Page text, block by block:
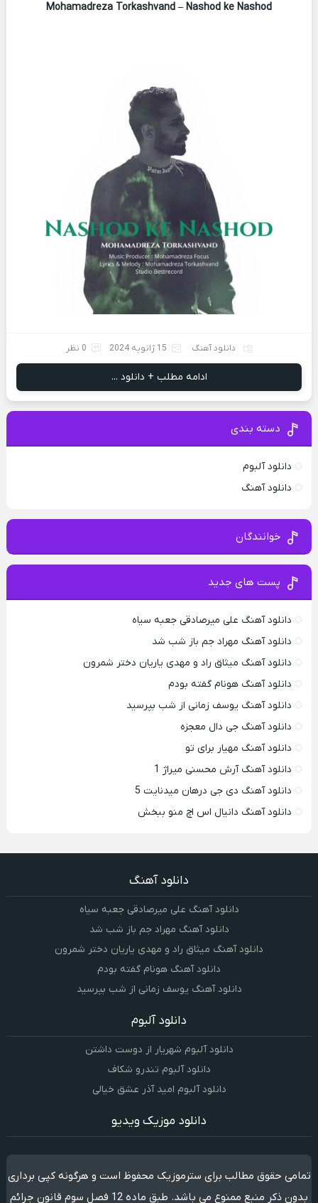
Mohamadreza Torkashvand – Nashod ke Nashod
دانلود آهنگ 15 ژانویه 2024 0 نظر
ادامه مطلب + دانلود ...
دسته بندی
دانلود آلبوم
دانلود آهنگ
خوانندگان
پست های جدید
دانلود آهنگ علی میرصادقی جعبه سیاه
دانلود آهنگ مهراد جم باز شب شد
دانلود آهنگ میثاق راد و مهدی یاریان دختر شمرون
دانلود آهنگ هونام گفته بودم
دانلود آهنگ یوسف زمانی از شب بپرسید
دانلود آهنگ جی دال معجزه
دانلود آهنگ مهیار برای تو
دانلود آهنگ آرش محسنی میراژ 1
دانلود آهنگ دی جی درهان میدنایت 5
دانلود آهنگ دانیال اس اچ منو ببخش
دانلود آهنگ
دانلود آهنگ علی میرصادقی جعبه سیاه
دانلود آهنگ مهراد جم باز شب شد
دانلود آهنگ میثاق راد و مهدی یاریان دختر شمرون
دانلود آهنگ هونام گفته بودم
دانلود آهنگ یوسف زمانی از شب بپرسید
دانلود آلبوم
دانلود آلبوم شهریار از دوست داشتن
دانلود آلبوم تندرو شکاف
دانلود آلبوم امید آذر عشق خیالی
دانلود موزیک ویدیو
تمامی حقوق مطالب برای سترموزیک محفوظ است و هرگونه کپی برداری
بدون ذکر منبع ممنوع می باشد. طبق ماده 12 فصل سوم قانون جرائم